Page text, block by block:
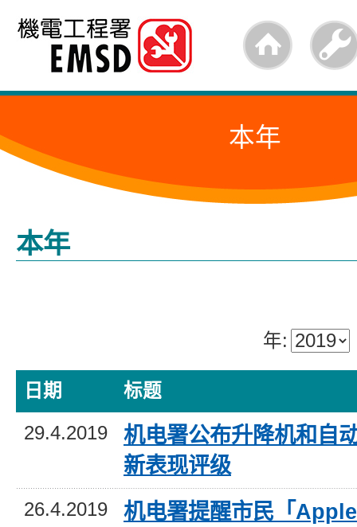
跳
内
的
始
本年
本年
年:
日期 标题
29.4.2019
机电署公布升降机和自
新表现评级
26.4.2019
机电署提醒市民「